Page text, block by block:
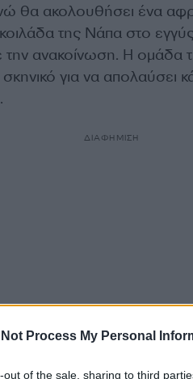
Not Process My Personal
out of the sale, sharing to third
θα ακολουθήσει ένα
της Νάπα στο εγγύς
την ανακοίνωση. Η
για να απολαύσει
ΔΙΑΦΗΜΙΣΗ